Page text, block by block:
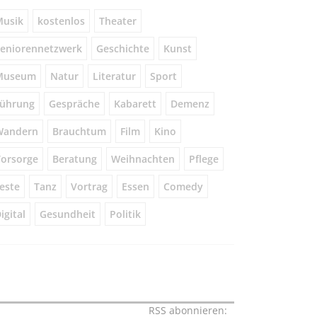
kostenlos Theater
Geschichte Kunst
Natur Literatur Sport
Gespräche Kabarett Demenz
Brauchtum Film Kino
Beratung Weihnachten Pflege
Tanz Vortrag Essen Comedy
Gesundheit Politik
RSS abonnieren: